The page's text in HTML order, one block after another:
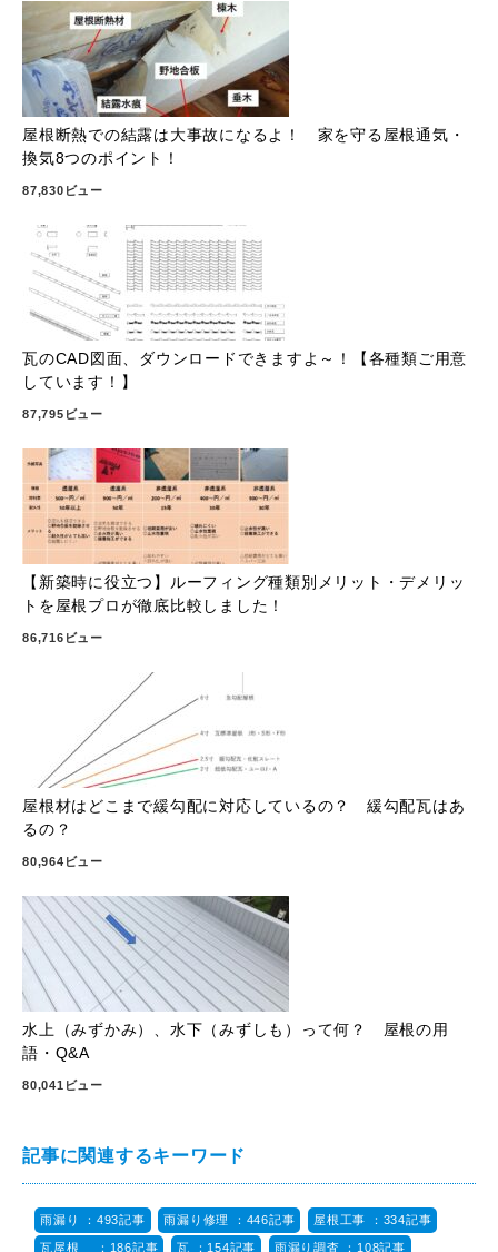
屋根断熱での結露は大事故になるよ！ 家を守る屋根通気・
換気8つのポイント！
87,830ビュー
瓦のCAD図面、ダウンロードできますよ～！【各種類ご用意
しています！】
87,795ビュー
【新築時に役立つ】ルーフィング種類別メリット・デメリッ
トを屋根プロが徹底比較しました！
86,716ビュー
屋根材はどこまで緩勾配に対応しているの？ 緩勾配瓦はあ
るの？
80,964ビュー
水上（みずかみ）、水下（みずしも）って何？ 屋根の用
語・Q&A
80,041ビュー
記事に関連するキーワード
雨漏り ：493記事 雨漏り修理 ：446記事 屋根工事 ：334記事
瓦屋根 ：186記事 瓦 ：154記事 雨漏り調査 ：108記事